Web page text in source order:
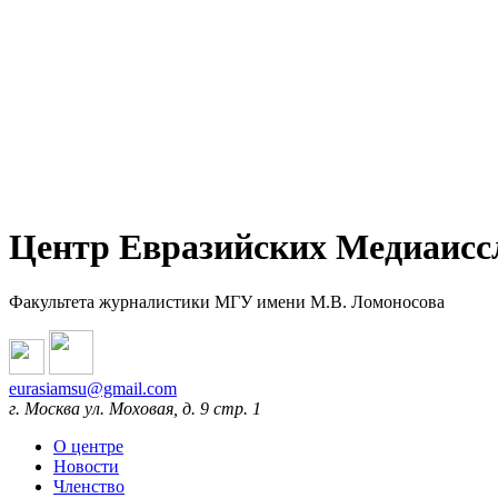
Центр Евразийских
Факультета журналистики МГУ имени М.В. Ломоносова
eurasiamsu@gmail.com
г. Москва ул. Моховая, д. 9 стр. 1
О центре
Новости
Членство